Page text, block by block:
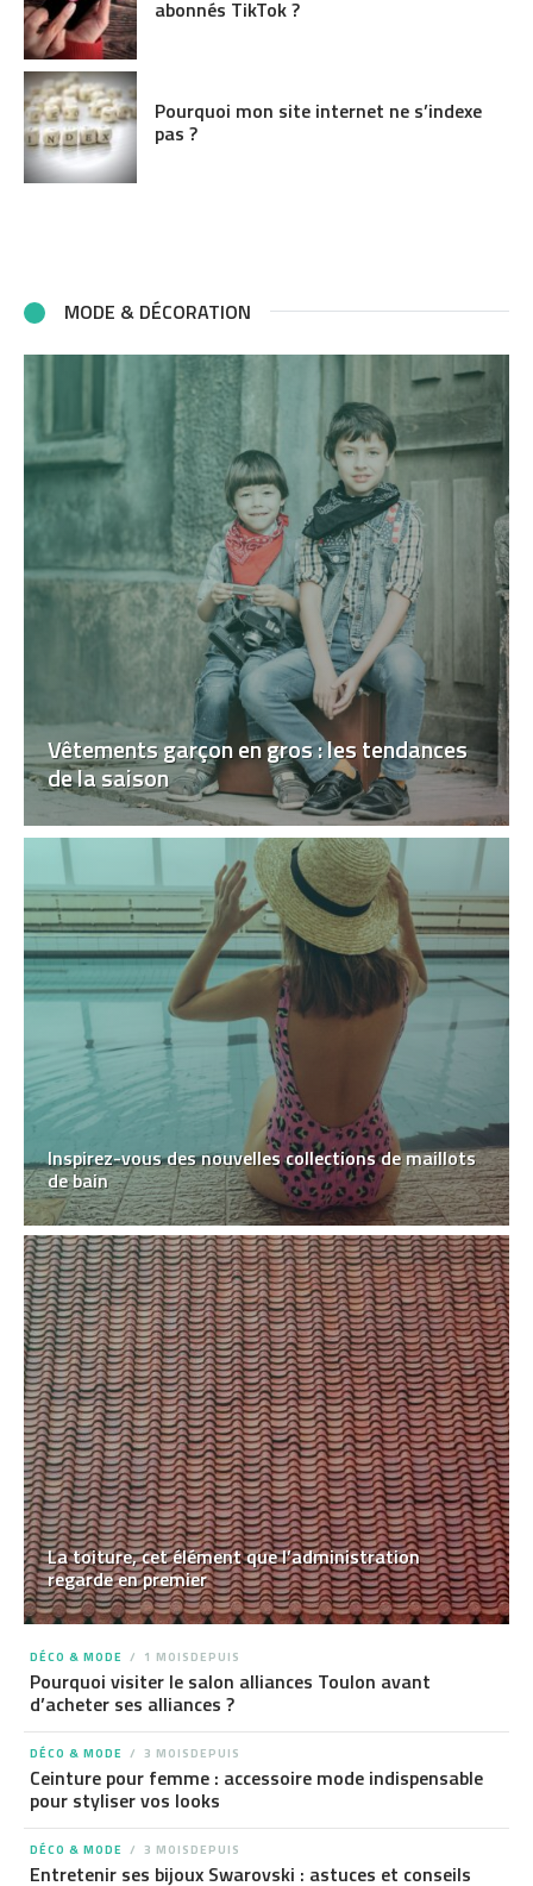
abonnés TikTok ?
Pourquoi mon site internet ne s’indexe
pas ?
MODE & DÉCORATION
Vêtements garçon en gros : les tendances
de la saison
Inspirez-vous des nouvelles collections de maillots
de bain
La toiture, cet élément que l’administration
regarde en premier
DÉCO & MODE 1 MOISDEPUIS
Pourquoi visiter le salon alliances Toulon avant
d’acheter ses alliances ?
DÉCO & MODE 3 MOISDEPUIS
Ceinture pour femme : accessoire mode indispensable
pour styliser vos looks
DÉCO & MODE 3 MOISDEPUIS
Entretenir ses bijoux Swarovski : astuces et conseils